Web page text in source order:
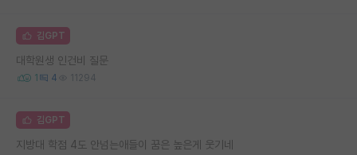
김GPT
대학원생 인건비 질문
1 4 11294
김GPT
지방대 학점 4도 안넘는애들이 꿈은 높은게 웃기네